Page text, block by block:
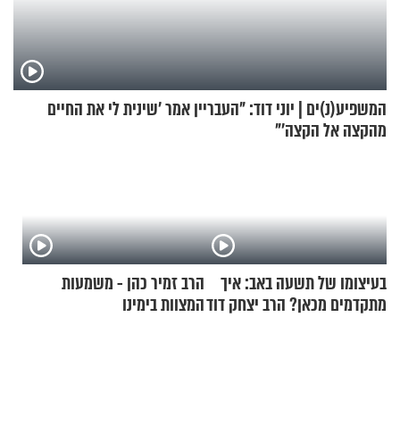
המשפיע(נ)ים | יוני דוד: "העבריין אמר 'שינית לי את החיים
מהקצה אל הקצה'"
בעיצומו של תשעה באב: איך
מתקדמים מכאן? הרב יצחק דוד
הרב זמיר כהן - משמעות
המצוות בימינו